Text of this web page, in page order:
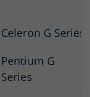
Celeron G Series
Pentium G
Series